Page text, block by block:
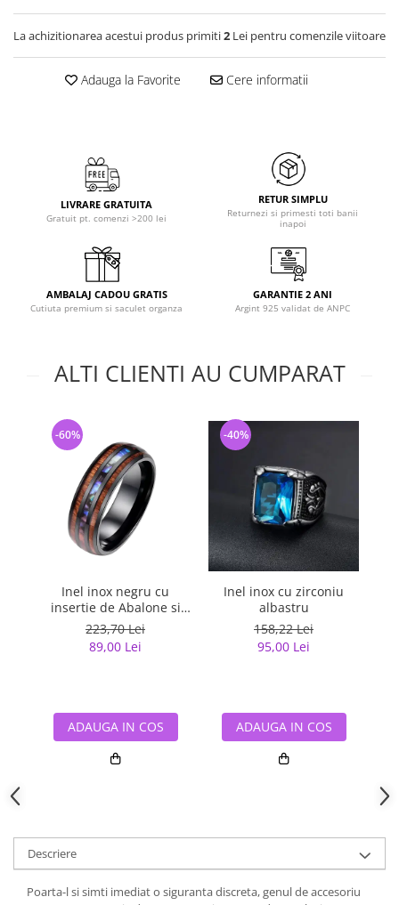
La achizitionarea acestui produs primiti2 Lei pentru comenzile viitoare
Adauga la Favorite Cere informatii
LIVRARE GRATUITA
Gratuit pt. comenzi >200 lei
RETUR SIMPLU
Returnezi si primesti toti banii
inapoi
AMBALAJ CADOU GRATIS
Cutiuta premium si saculet organza
GARANTIE 2 ANI
Argint 925 validat de ANPC
ALTI CLIENTI AU CUMPARAT
Inel inox negru cu
insertie de Abalone si
Lemn Hawaiian
223,70 Lei
89,00 Lei
-60%
ADAUGA IN COS
Inel inox cu zirconiu
albastru
158,22 Lei
95,00 Lei
-40%
ADAUGA IN COS
Descriere
Poarta-l si simti imediat o siguranta discreta, genul de accesoriu